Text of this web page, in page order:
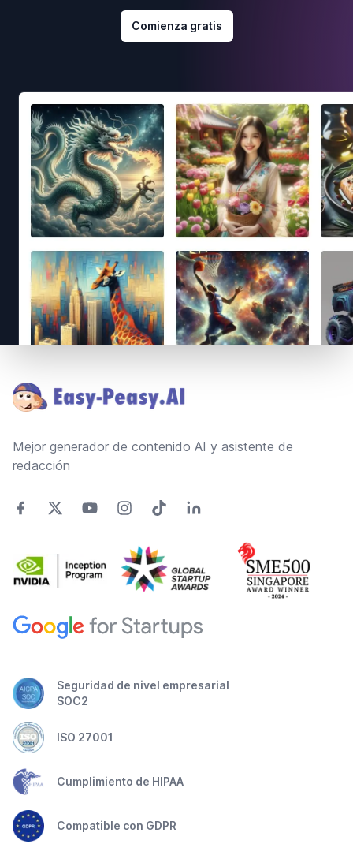
Comienza gratis
Mejor generador de contenido AI y asistente de
redacción
Seguridad de nivel empresarial
SOC2
ISO 27001
Cumplimiento de HIPAA
Compatible con GDPR